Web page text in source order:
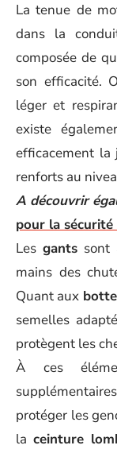
La tenue de
dans la
composée de
son efficacité.
léger et
existe
efficacement la
renforts au
A découvrir
pour la
Les gants sont
mains des
Quant aux
semelles
protègent les
À ces
protéger les
laceinture